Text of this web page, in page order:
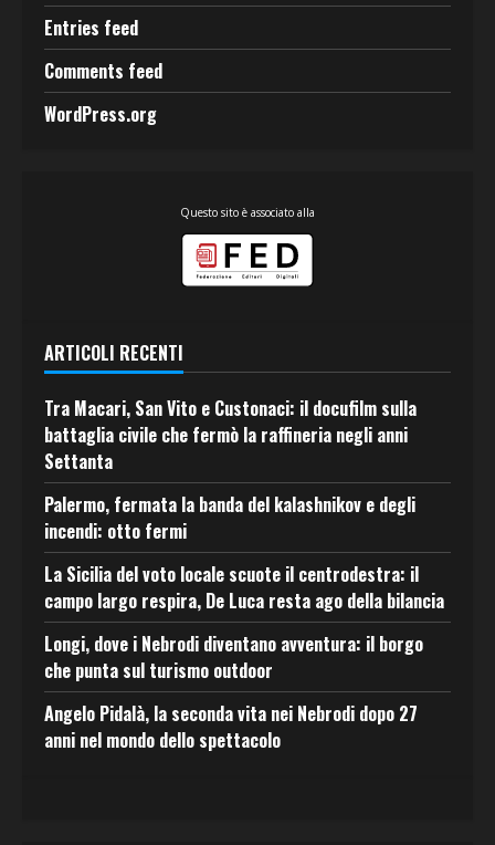
Entries feed
Comments feed
WordPress.org
Questo sito è associato alla
ARTICOLI RECENTI
Tra Macari, San Vito e Custonaci: il docufilm sulla
battaglia civile che fermò la raffineria negli anni
Settanta
Palermo, fermata la banda del kalashnikov e degli
incendi: otto fermi
La Sicilia del voto locale scuote il centrodestra: il
campo largo respira, De Luca resta ago della bilancia
Longi, dove i Nebrodi diventano avventura: il borgo
che punta sul turismo outdoor
Angelo Pidalà, la seconda vita nei Nebrodi dopo 27
anni nel mondo dello spettacolo